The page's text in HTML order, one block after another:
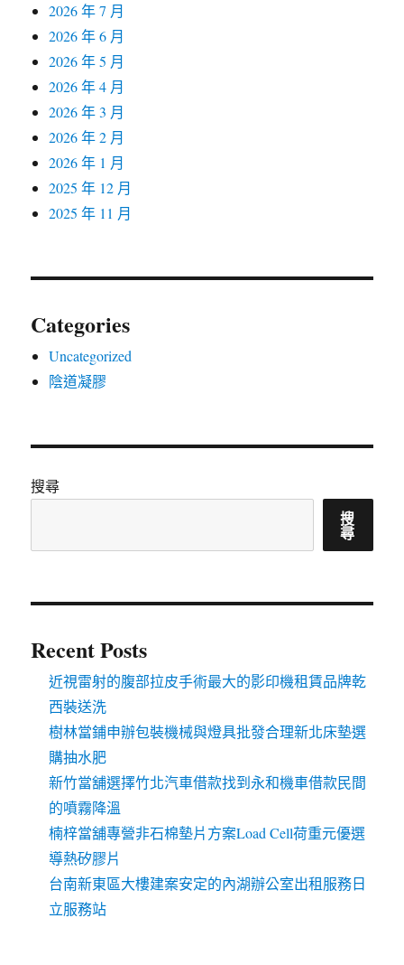
2026 年 7 月
2026 年 6 月
2026 年 5 月
2026 年 4 月
2026 年 3 月
2026 年 2 月
2026 年 1 月
2025 年 12 月
2025 年 11 月
Categories
Uncategorized
陰道凝膠
搜尋
搜
尋
Recent Posts
近視雷射的腹部拉皮手術最大的影印機租賃品牌乾
西裝送洗
樹林當鋪申辦包裝機械與燈具批發合理新北床墊選
購抽水肥
新竹當舖選擇竹北汽車借款找到永和機車借款民間
的噴霧降溫
楠梓當舖專營非石棉墊片方案Load Cell荷重元優選
導熱矽膠片
台南新東區大樓建案安定的內湖辦公室出租服務日
立服務站